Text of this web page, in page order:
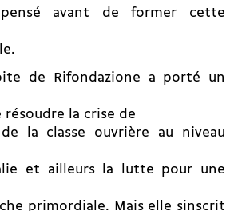
avant de former cette
de Rifondazione a porté un
la crise de
la classe ouvrière au niveau
et ailleurs la lutte pour une
primordiale. Mais elle sinscrit